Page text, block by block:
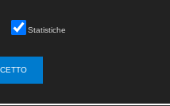
Statistiche